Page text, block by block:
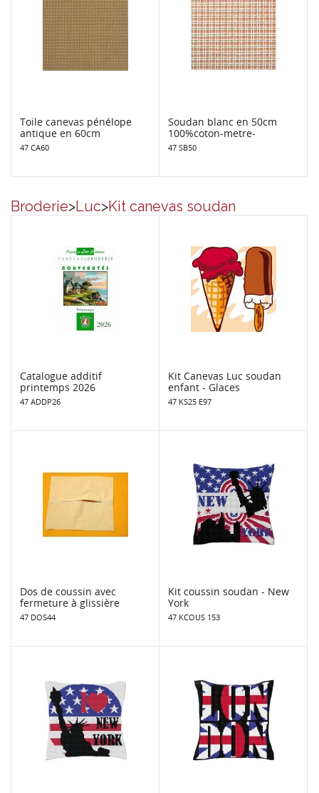
Toile canevas pénélope
antique en 60cm
47 CA60
Soudan blanc en 50cm
100%coton-metre-
47 SB50
Broderie>Luc>Kit canevas soudan
Catalogue additif
printemps 2026
47 ADDP26
Kit Canevas Luc soudan
enfant - Glaces
47 KS25 E97
Dos de coussin avec
fermeture à glissière
47 DOS44
Kit coussin soudan - New
York
47 KCOUS 153